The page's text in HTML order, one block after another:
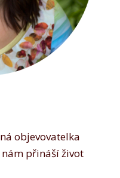
objevovatelka
přináší život